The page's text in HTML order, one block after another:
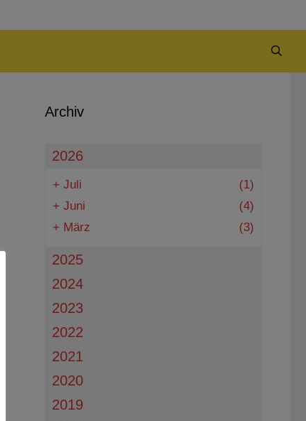
Archiv
2026
+ Juli
(1)
+ Juni
(4)
+ März (3)
2025
2024
2023
2022
2021
2020
2019